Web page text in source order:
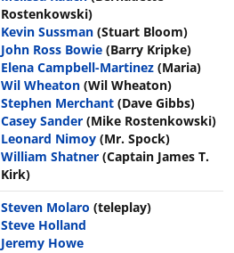
Rostenkowski)
Kevin Sussman (Stuart Bloom)
John Ross Bowie (Barry Kripke)
Elena Campbell-Martinez (Maria)
Wil Wheaton (Wil Wheaton)
Stephen Merchant (Dave Gibbs)
Casey Sander (Mike Rostenkowski)
Leonard Nimoy (Mr. Spock)
William Shatner (Captain James T.
Kirk)
Steven Molaro (teleplay)
Steve Holland
Jeremy Howe